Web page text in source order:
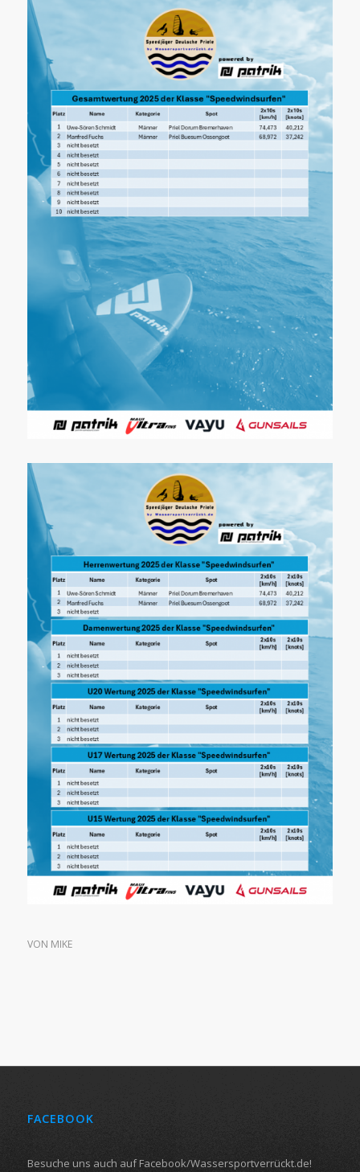
VON MIKE
FACEBOOK
Besuche uns auch auf Facebook/Wassersportverrückt.de!